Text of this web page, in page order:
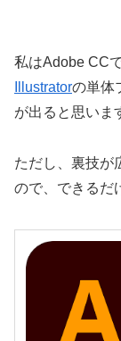
私はAdobe CC
Illustratorの単体
が出ると思いま
ただし、裏技が
ので、できるだ